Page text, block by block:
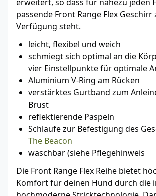
erweitert, so dass für nahezu jeden
passende Front Range Flex Geschirr
Verfügung steht.
leicht, flexibel und weich
schmiegt sich optimal an die
vier Einstellpunkte für optimale
Aluminium V-Ring am Rücken
verstärktes Gurtband zum
Brust
reflektierende Paspeln
Schlaufe zur Befestigung des
The Beacon
waschbar (siehe Pflegehinweis
Die Front Range Flex Reihe bietet
Komfort für deinen Hund durch die